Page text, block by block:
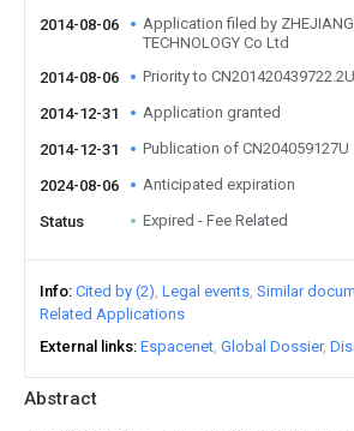
Abstract
2014-08-06
Application filed by ZHEJIANG
TECHNOLOGY Co Ltd
2014-08-06
Priority to CN201420439722.2U
2014-12-31 Application granted
2014-12-31 Publication of CN204059127U
2024-08-06 Anticipated expiration
Status Expired - Fee Related
Info Cited by (2) Legal events Similar
Related Applications
External links Espacenet Global Dossier